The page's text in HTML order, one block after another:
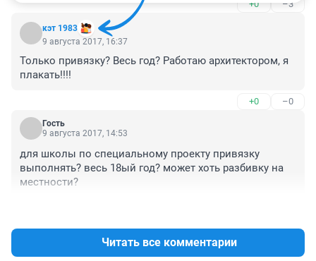
выплатили долги многим за 100 тысяч еще
остались,лично мне с февраля выплатил после
увольнения 50 тысяч ещё должен 80 тыс и таких
очень много
+0 –3
кэт 1983
9 августа 2017, 16:37
Только привязку? Весь год? Работаю архитектором, я
плакать!!!!
+0 –0
Гость
9 августа 2017, 14:53
для школы по специальному проекту привязку
выполнять? весь 18ый год? может хоть разбивку на
местности?
Читать все комментарии